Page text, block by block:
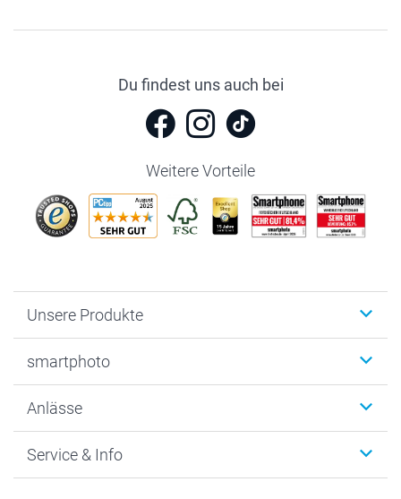
Du findest uns auch bei
Weitere Vorteile
Unsere Produkte
Fotogeschenke
MyNameBook
Fotoabzüge, Fotos als Buch & Poster
smartphoto
Warum smartphoto
Datenschutz
Anlässe
Neujahr
Service & Info